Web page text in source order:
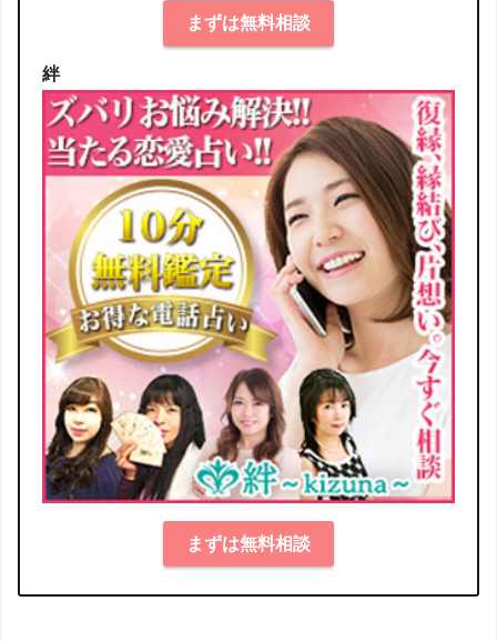
まずは無料相談
絆
まずは無料相談